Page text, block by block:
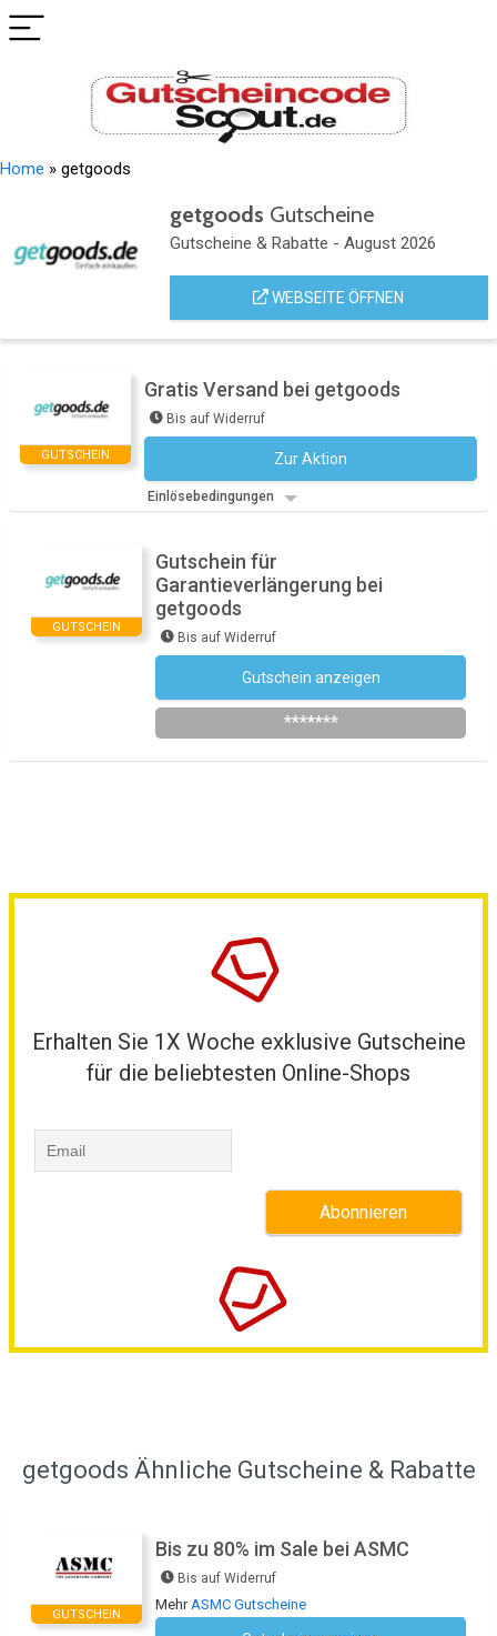
Home » getgoods
getgoods Gutscheine
Gutscheine & Rabatte - August 2026
WEBSEITE ÖFFNEN
GUTSCHEIN
Gratis Versand bei getgoods
Bis auf Widerruf
Zur Aktion
Einlösebedingungen
GUTSCHEIN
Gutschein für
Garantieverlängerung bei
getgoods
Bis auf Widerruf
Gutschein anzeigen
*******
Erhalten Sie 1X Woche exklusive Gutscheine
für die beliebtesten Online-Shops
getgoods Ähnliche Gutscheine & Rabatte
GUTSCHEIN
Bis zu 80% im Sale bei ASMC
Bis auf Widerruf
MehrASMC Gutscheine